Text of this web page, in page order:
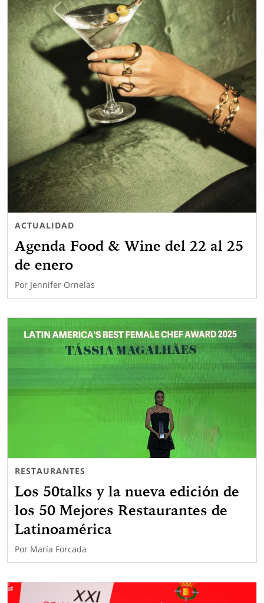
ACTUALIDAD
Agenda Food & Wine del 22 al 25
de enero
Por Jennifer Ornelas
RESTAURANTES
Los 50talks y la nueva edición de
los 50 Mejores Restaurantes de
Latinoamérica
Por María Forcada